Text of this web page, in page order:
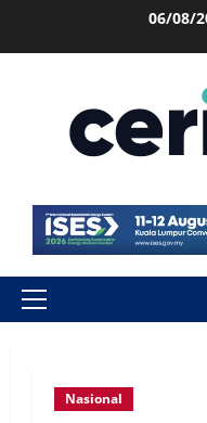
06/08/
Nasional